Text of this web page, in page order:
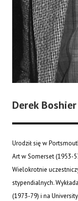
Derek Boshier
Urodził się w
Art w Somerset (1953-
Wielokrotnie
stypendialnych.
(1973-79) i na